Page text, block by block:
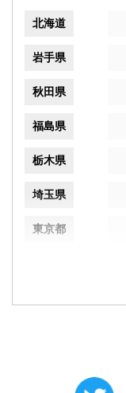
北海道
岩手県
秋田県
福島県
栃木県
埼玉県
東京都